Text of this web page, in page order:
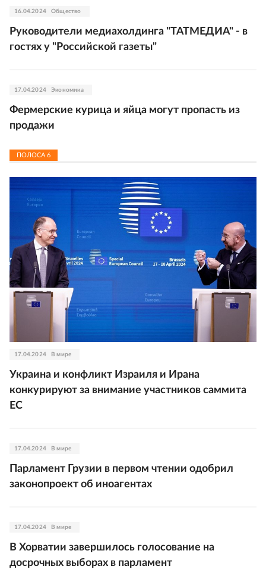
16.04.2024 Общество
Руководители медиахолдинга "ТАТМЕДИА" - в
гостях у "Российской газеты"
17.04.2024 Экономика
Фермерские курица и яйца могут пропасть из
продажи
ПОЛОСА 6
17.04.2024 В мире
Украина и конфликт Израиля и Ирана
конкурируют за внимание участников саммита
ЕС
17.04.2024 В мире
Парламент Грузии в первом чтении одобрил
законопроект об иноагентах
17.04.2024 В мире
В Хорватии завершилось голосование на
досрочных выборах в парламент